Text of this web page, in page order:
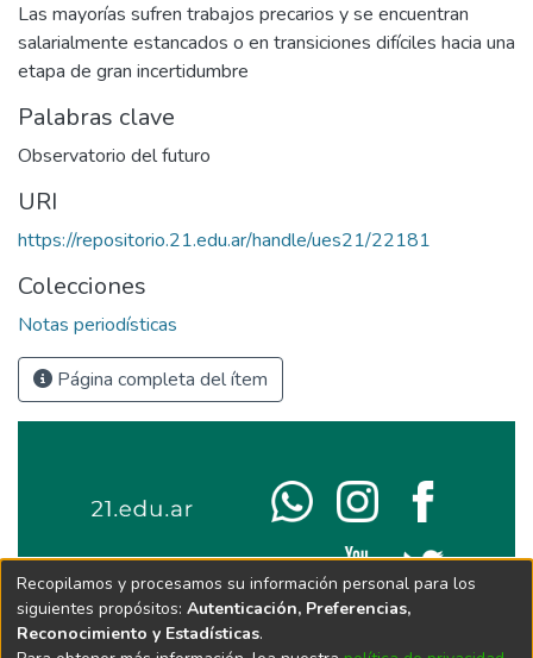
Las mayorías sufren trabajos precarios y se encuentran
salarialmente estancados o en transiciones difíciles hacia una
etapa de gran incertidumbre
Palabras clave
Observatorio del futuro
URI
https://repositorio.21.edu.ar/handle/ues21/22181
Colecciones
Notas periodísticas
Página completa del ítem
Recopilamos y procesamos su información personal para los
siguientes propósitos: Autenticación, Preferencias,
Reconocimiento y Estadísticas.